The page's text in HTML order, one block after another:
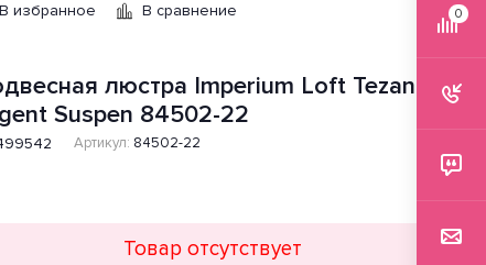
В избранное В сравнение
люстра Imperium Loft Tezani
Suspen 84502-22
Артикул: 84502-22
Товар отсутствует
0